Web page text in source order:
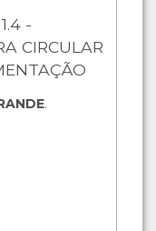
-
CIRCULAR
.